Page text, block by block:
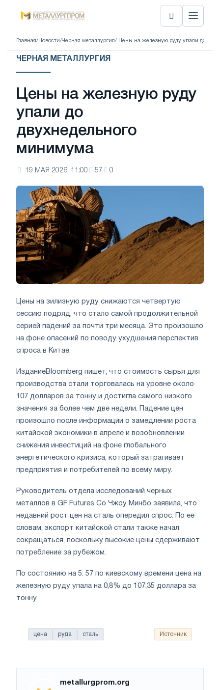
Главная/ Новости/Черная металлургия/ Цены на железную руду упали до
ЧЕРНАЯ МЕТАЛЛУРГИЯ
Цены на железную руду
упали до
двухнедельного
минимума
19 МАЯ 2026, 11:00 57 0
Цены на зилизную руду снижаются четвертую
сессию подряд, что стало самой продолжительной
серией падений за почти три месяца. Это произошло
на фоне опасений по поводу ухудшения перспектив
спроса в Китае.
ИзданиеBloomberg пишет, что стоимость сырья для
производства стали торговалась на уровне около
107 долларов за тонну и достигла самого низкого
значения за более чем две недели. Падение цен
произошло после информации о замедлении роста
китайской экономики в апреле и возобновлении
снижения инвестиций на фоне глобального
энергетического кризиса, который затрагивает
предприятия и потребителей по всему миру.
Руководитель отдела исследований черных
металлов в GF Futures Co Чжоу Минбо заявила, что
недавний рост цен на сталь опередил спрос. По ее
словам, экспорт китайской стали также начал
сокращаться, поскольку высокие цены сдерживают
потребление за рубежом.
По состоянию на 5: 57 по киевскому времени цена на
железную руду упала на 0,8% до 107,35 доллара за
тонну.
цена руда сталь Источник
metallurgprom.org